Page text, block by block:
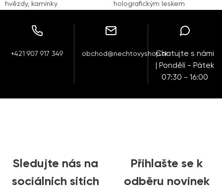
hvězdy, kamínky
holografickým leskem
+421 907 917 349 obchod@nechtovyshop.skChatujte s námi
| Pondělí - Pátek
07:30 - 16:00
Sledujte nás na
sociálních sítích
Přihlašte se k
odběru novinek